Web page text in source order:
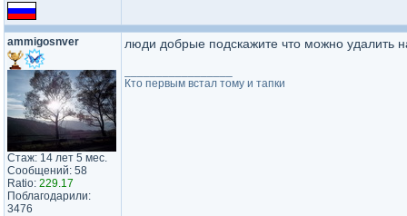
ammigosnver
Стаж: 14 лет 5 мес.
Сообщений: 58
Ratio: 229.17
Поблагодарили:
3476
люди добрые подскажите что можно удалить
Кто первым встал тому и тапки